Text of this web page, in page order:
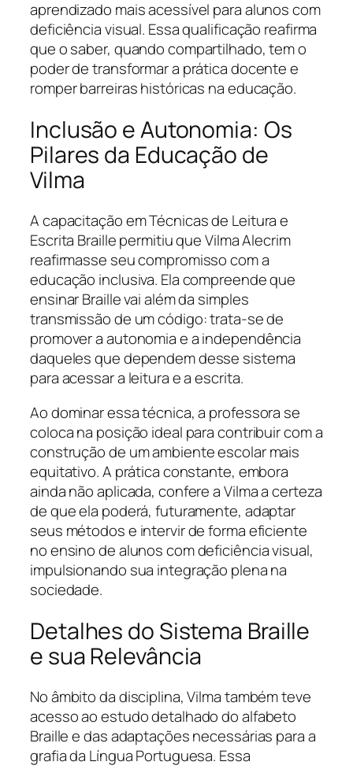
aprendizado mais acessível para alunos com
deficiência visual. Essa qualificação reafirma
que o saber, quando compartilhado, tem o
poder de transformar a prática docente e
romper barreiras históricas na educação.
Inclusão e Autonomia: Os
Pilares da Educação de
Vilma
A capacitação em Técnicas de Leitura e
Escrita Braille permitiu que Vilma Alecrim
reafirmasse seu compromisso com a
educação inclusiva. Ela compreende que
ensinar Braille vai além da simples
transmissão de um código: trata-se de
promover a autonomia e a independência
daqueles que dependem desse sistema
para acessar a leitura e a escrita.
Ao dominar essa técnica, a professora se
coloca na posição ideal para contribuir com a
construção de um ambiente escolar mais
equitativo. A prática constante, embora
ainda não aplicada, confere a Vilma a certeza
de que ela poderá, futuramente, adaptar
seus métodos e intervir de forma eficiente
no ensino de alunos com deficiência visual,
impulsionando sua integração plena na
sociedade.
Detalhes do Sistema Braille
e sua Relevância
No âmbito da disciplina, Vilma também teve
acesso ao estudo detalhado do alfabeto
Braille e das adaptações necessárias para a
grafia da Língua Portuguesa. Essa